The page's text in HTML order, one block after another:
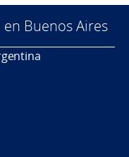
Buenos Aires